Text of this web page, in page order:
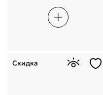
Скидка Поделится